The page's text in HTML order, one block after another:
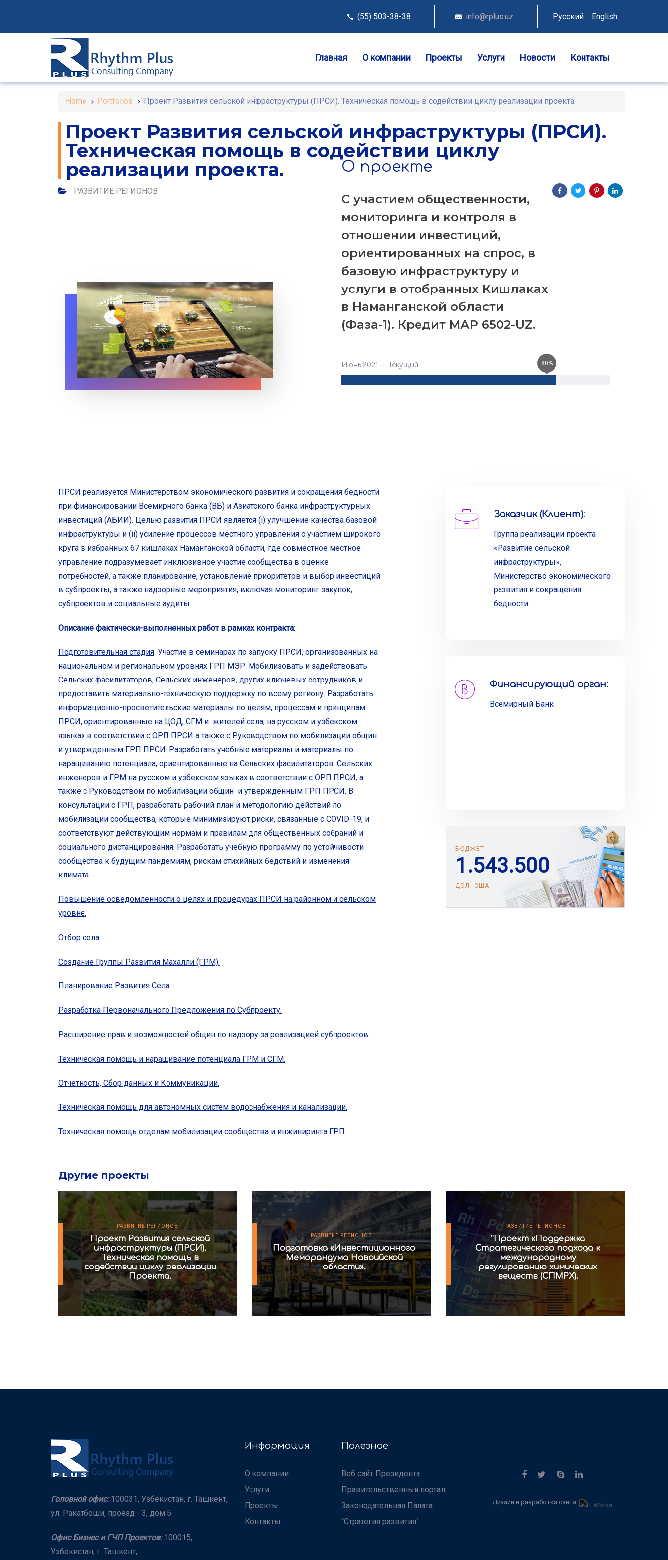
Skip
primary
(55) 503-38-38 info@rplus.uz Русский English
Главная О компании Проекты Услуги Новости Контакты
Home Portfolios Проект Развития сельской инфраструктуры (ПРСИ). Техническая помощь в содействии циклу реализации проекта.
Проект Развития сельской инфраструктуры (ПРСИ).
Техническая помощь в содействии циклу
реализации проекта.
РАЗВИТИЕ РЕГИОНОВ
О проекте
C участием общественности,
мониторинга и контроля в
отношении инвестиций,
ориентированных на спрос, в
базовую инфраструктуру и
услуги в отобранных Кишлаках
в Наманганской области
(Фаза-1). Кредит МАР 6502-UZ.
80%
Июнь.2021 — Текущий
ПРСИ реализуется Министерством экономического развития и сокращения бедности
при финансировании Всемирного банка (ВБ) и Азиатского банка инфраструктурных
инвестиций (АБИИ). Целью развития ПРСИ является (i) улучшение качества базовой
инфраструктуры и (ii) усиление процессов местного управления с участием широкого
круга в избранных 67 кишлаках Наманганской области, где совместное местное
управление подразумевает инклюзивное участие сообщества в оценке
потребностей, а также планирование, установление приоритетов и выбор инвестиций
в субпроекты, а также надзорные мероприятия, включая мониторинг закупок,
субпроектов и социальные аудиты.
Описание фактически-выполненных работ в рамках контракта:
Подготовительная стадия. Участие в семинарах по запуску ПРСИ, организованных на
национальном и региональном уровнях ГРП МЭР. Мобилизовать и задействовать
Сельских фасилитаторов, Сельских инженеров, других ключевых сотрудников и
предоставить материально-техническую поддержку по всему региону. Разработать
информационно-просветительские материалы по целям, процессам и принципам
ПРСИ, ориентированные на ЦОД, СГМ и жителей села, на русском и узбекском
языках в соответствии с ОРП ПРСИ а также с Руководством по мобилизации общин
и утвержденным ГРП ПРСИ. Разработать учебные материалы и материалы по
наращиванию потенциала, ориентированные на Сельских фасилитаторов, Сельских
инженеров и ГРМ на русском и узбекском языках в соответствии с ОРП ПРСИ, а
также с Руководством по мобилизации общин и утвержденным ГРП ПРСИ. В
консультации с ГРП, разработать рабочий план и методологию действий по
мобилизации сообщества, которые минимизируют риски, связанные с COVID-19, и
соответствуют действующим нормам и правилам для общественных собраний и
социального дистанцирования. Разработать учебную программу по устойчивости
сообщества к будущим пандемиям, рискам стихийных бедствий и изменения
климата.
Повышение осведомленности о целях и процедурах ПРСИ на районном и сельском
уровне.
Отбор села.
Создание Группы Развития Махалли (ГРМ).
Планирование Развития Села.
Разработка Первоначального Предложения по Субпроекту.
Расширение прав и возможностей общин по надзору за реализацией субпроектов.
Техническая помощь и наращивание потенциала ГРМ и СГМ.
Отчетность, Сбор данных и Коммуникации.
Техническая помощь для автономных систем водоснабжения и канализации.
Техническая помощь отделам мобилизации сообщества и инжиниринга ГРП.
Заказчик (Клиент):
Группа реализации проекта
«Развитие сельской
инфраструктуры»,
Министерство экономического
развития и сокращения
бедности.
Финансирующий орган:
Всемирный Банк
БЮДЖЕТ
0
1
2
3
.
3
4
5
6
7
2
4
5
6
1
3
5
.
3
5
6
7
0
1
2
0
1
2
ДОЛ. США
Другие проекты
РАЗВИТИЕ РЕГИОНОВ
Проект Развития сельской
инфраструктуры (ПРСИ).
Техническая помощь в
содействии циклу реализации
Проекта.
РАЗВИТИЕ РЕГИОНОВ
Подготовка «Инвестиционного
Меморандума Навоийской
области».
РАЗВИТИЕ РЕГИОНОВ
“Проект «Поддержка
Стратегического подхода к
международному
регулированию химических
веществ (СПМРХ).
Головной офис:100031, Узбекистан, г. Ташкент,
ул. Ракатбоши, проезд - 3, дом 5
Офис Бизнес и ГЧП Проектов:100015,
Узбекистан, г. Ташкент,
Информация
О компании
Услуги
Проекты
Контакты
Полезное
Веб сайт Президента
Правительственный портал
Законодательная Палата
“Стратегия развития”
Дизайн и разработка сайта: